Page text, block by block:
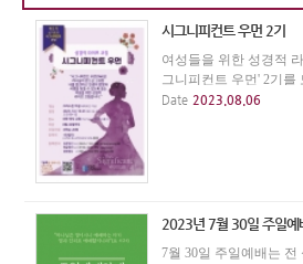
시그니피컨트 우먼 2기
여성들을 위한 성경적
그니피컨트 우먼' 2기를
월 26일까지 참가자를
Date 2023.08.06
2023년 7월 30일 주일예
7월 30일 주일예배는